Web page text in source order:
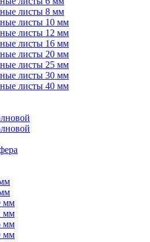
листы 8 мм
листы 10 мм
листы 12 мм
листы 16 мм
листы 20 мм
листы 25 мм
листы 30 мм
листы 40 мм
мм
мм
мм
мм